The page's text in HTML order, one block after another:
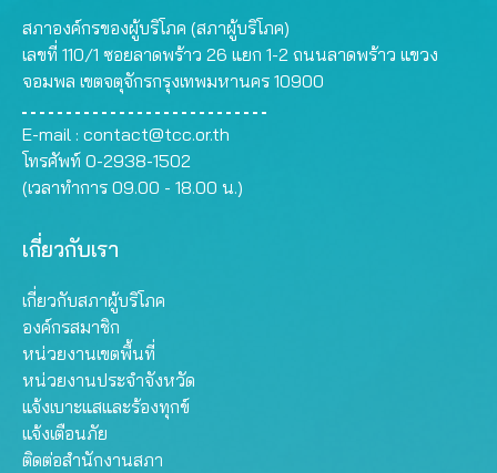
สภาองค์กรของผู้บริโภค (สภาผู้บริโภค)
เลขที่ 110/1 ซอยลาดพร้าว 26 แยก 1-2 ถนนลาดพร้าว แขวง
จอมพล เขตจตุจักรกรุงเทพมหานคร 10900
E-mail : contact@tcc.or.th
โทรศัพท์ 0-2938-1502
(เวลาทำการ 09.00 - 18.00 น.)
เกี่ยวกับเรา
เกี่ยวกับสภาผู้บริโภค
องค์กรสมาชิก
หน่วยงานเขตพื้นที่
หน่วยงานประจำจังหวัด
แจ้งเบาะแสและร้องทุกข์
แจ้งเตือนภัย
ติดต่อสำนักงานสภา